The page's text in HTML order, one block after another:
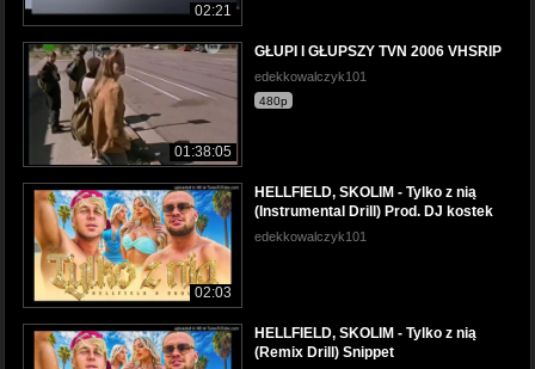
02:21
01:38:05
GŁUPI I GŁUPSZY TVN 2006 VHSRIP
edekkowalczyk101
480p
02:03
HELLFIELD, SKOLIM - Tylko z nią
(Instrumental Drill) Prod. DJ kostek
edekkowalczyk101
HELLFIELD, SKOLIM - Tylko z nią
(Remix Drill) Snippet